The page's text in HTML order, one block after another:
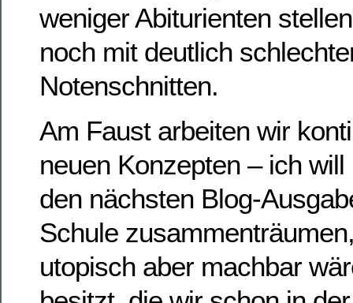
weniger Abiturienten
noch mit deutlich
Notenschnitten.
Am Faust arbeiten wir
neuen Konzepten – ich
den nächsten Blog-
Schule
utopisch aber machbar